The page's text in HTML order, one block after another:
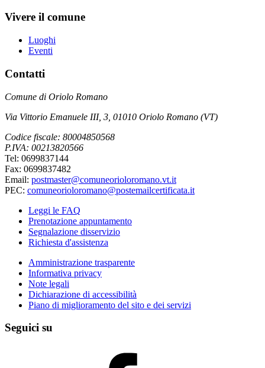
Vivere il comune
Luoghi
Eventi
Contatti
Comune di Oriolo Romano
Via Vittorio Emanuele III, 3, 01010 Oriolo Romano (VT)
Codice fiscale: 80004850568
P.IVA: 00213820566
Tel: 0699837144
Fax: 0699837482
Email: postmaster@comuneorioloromano.vt.it
PEC: comuneorioloromano@postemailcertificata.it
Leggi le FAQ
Prenotazione appuntamento
Segnalazione disservizio
Richiesta d'assistenza
Amministrazione trasparente
Informativa privacy
Note legali
Dichiarazione di accessibilità
Piano di miglioramento del sito e dei servizi
Seguici su